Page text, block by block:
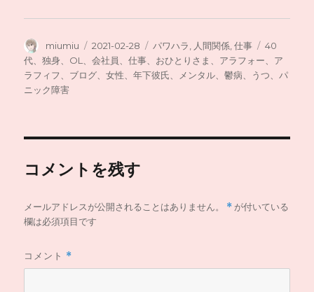
投
稿
者
miumiu
投
稿
日:
2021-02-28
カ
テ
ゴ
パワハラ, 人間関係,仕事
タ
40
代、独身、OL、会社員、仕事、おひとりさま、アラフォー、ア
ラフィフ、ブログ、女性、年下彼氏、メンタル、鬱病、うつ、パ
ニック障害
コメントを残す
メールアドレスが公開されることはありません。 *が付いている
欄は必須項目です
コメント *